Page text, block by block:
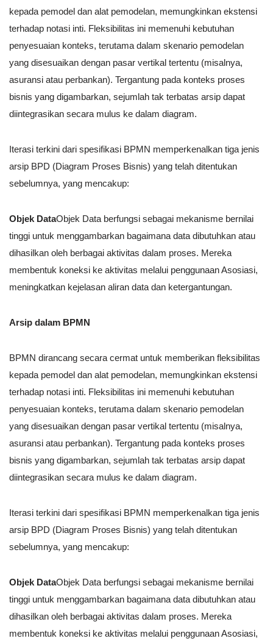
kepada pemodel dan alat pemodelan, memungkinkan ekstensi
terhadap notasi inti. Fleksibilitas ini memenuhi kebutuhan
penyesuaian konteks, terutama dalam skenario pemodelan
yang disesuaikan dengan pasar vertikal tertentu (misalnya,
asuransi atau perbankan). Tergantung pada konteks proses
bisnis yang digambarkan, sejumlah tak terbatas arsip dapat
diintegrasikan secara mulus ke dalam diagram.
Iterasi terkini dari spesifikasi BPMN memperkenalkan tiga jenis
arsip BPD (Diagram Proses Bisnis) yang telah ditentukan
sebelumnya, yang mencakup:
Objek DataObjek Data berfungsi sebagai mekanisme bernilai
tinggi untuk menggambarkan bagaimana data dibutuhkan atau
dihasilkan oleh berbagai aktivitas dalam proses. Mereka
membentuk koneksi ke aktivitas melalui penggunaan Asosiasi,
meningkatkan kejelasan aliran data dan ketergantungan.
Arsip dalam BPMN
BPMN dirancang secara cermat untuk memberikan fleksibilitas
kepada pemodel dan alat pemodelan, memungkinkan ekstensi
terhadap notasi inti. Fleksibilitas ini memenuhi kebutuhan
penyesuaian konteks, terutama dalam skenario pemodelan
yang disesuaikan dengan pasar vertikal tertentu (misalnya,
asuransi atau perbankan). Tergantung pada konteks proses
bisnis yang digambarkan, sejumlah tak terbatas arsip dapat
diintegrasikan secara mulus ke dalam diagram.
Iterasi terkini dari spesifikasi BPMN memperkenalkan tiga jenis
arsip BPD (Diagram Proses Bisnis) yang telah ditentukan
sebelumnya, yang mencakup:
Objek DataObjek Data berfungsi sebagai mekanisme bernilai
tinggi untuk menggambarkan bagaimana data dibutuhkan atau
dihasilkan oleh berbagai aktivitas dalam proses. Mereka
membentuk koneksi ke aktivitas melalui penggunaan Asosiasi,